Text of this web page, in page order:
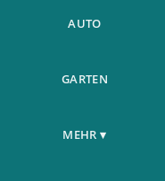
AUTO
GARTEN
MEHR ▾
Damen Ferse